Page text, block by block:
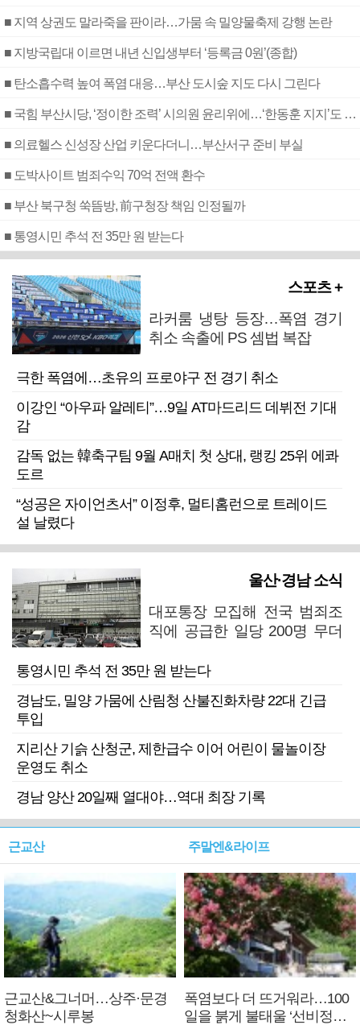
■ 지역 상권도 말라죽을 판이라…가뭄 속 밀양물축제 강행 논란
■ 지방국립대 이르면 내년 신입생부터 ‘등록금 0원’(종합)
■ 탄소흡수력 높여 폭염 대응…부산 도시숲 지도 다시 그린다
■ 국힘 부산시당, ‘정이한 조력’ 시의원 윤리위에…‘한동훈 지지’도 신고접수
■ 의료헬스 신성장 산업 키운다더니…부산서구 준비 부실
■ 도박사이트 범죄수익 70억 전액 환수
■ 부산 북구청 쑥뜸방, 前구청장 책임 인정될까
■ 통영시민 추석 전 35만 원 받는다
스포츠 +
라커룸 냉탕 등장…폭염 경기
취소 속출에 PS 셈법 복잡
극한 폭염에…초유의 프로야구 전 경기 취소
이강인 “아우파 알레티”…9일 AT마드리드 데뷔전 기대
감
감독 없는 韓축구팀 9월 A매치 첫 상대, 랭킹 25위 에콰
도르
“성공은 자이언츠서” 이정후, 멀티홈런으로 트레이드
설 날렸다
울산·경남 소식
대포통장 모집해 전국 범죄조
직에 공급한 일당 200명 무더
통영시민 추석 전 35만 원 받는다
경남도, 밀양 가뭄에 산림청 산불진화차량 22대 긴급
투입
지리산 기슭 산청군, 제한급수 이어 어린이 물놀이장
운영도 취소
경남 양산 20일째 열대야…역대 최장 기록
근교산
근교산&그너머…상주·문경
청화산~시루봉
주말엔&라이프
폭염보다 더 뜨거워라…100
일을 붉게 불태울 ‘선비정신’